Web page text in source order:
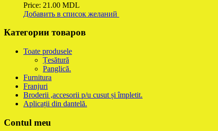
Price: 21.00 MDL
Добавить в список желаний
Категории товаров
Toate produsele
Țesătură
Panglică.
Furnitura
Franjuri
Broderii ,accesorii p/u cusut și împletit.
Aplicații din dantelă.
Contul meu